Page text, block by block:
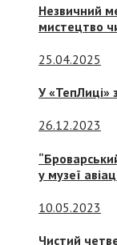
Незвичний
мистецтво
25.04.2025
У «ТепЛиці»
26.12.2023
у музеї
10.05.2023
Чистий